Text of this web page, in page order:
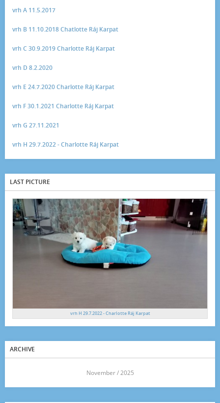
vrh A 11.5.2017
vrh B 11.10.2018 Chatlotte Ráj Karpat
vrh C 30.9.2019 Charlotte Ráj Karpat
vrh D 8.2.2020
vrh E 24.7.2020 Charlotte Ráj Karpat
vrh F 30.1.2021 Charlotte Ráj Karpat
vrh G 27.11.2021
vrh H 29.7.2022 - Charlotte Ráj Karpat
LAST PICTURE
vrh H 29.7.2022 - Charlotte Ráj Karpat
ARCHIVE
November / 2025